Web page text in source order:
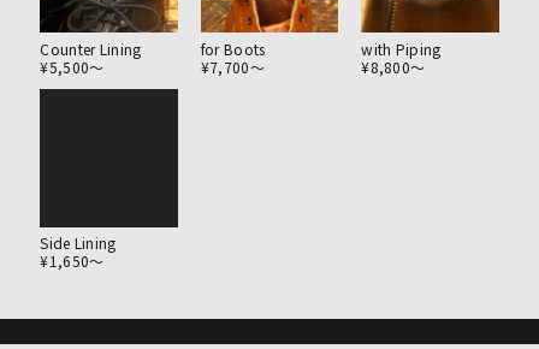
割れた芯材の入れ替えは出来ませんので早めに補修して
いくことが履き心地を維持していくうえで大切になりま
す。
Counter Lining
¥5,500〜
for Boots
¥7,700〜
with Piping
¥8,800〜
Side Lining
¥1,650〜